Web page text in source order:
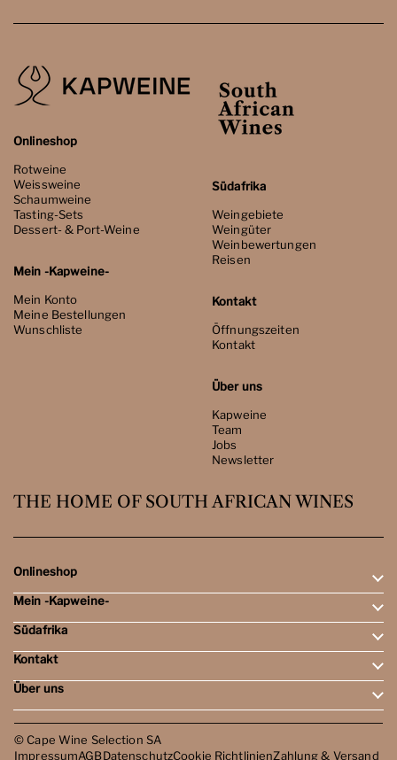
Onlineshop
Rotweine
Weissweine
Schaumweine
Tasting-Sets
Dessert- & Port-Weine
Mein -Kapweine-
Mein Konto
Meine Bestellungen
Wunschliste
Südafrika
Weingebiete
Weingüter
Weinbewertungen
Reisen
Kontakt
Öffnungszeiten
Kontakt
Über uns
Kapweine
Team
Jobs
Newsletter
THE HOME OF SOUTH AFRICAN WINES
Onlineshop
Rotweine
Weissweine
Schaumweine
Tasting-Sets
Dessert- & Port-Weine
Mein -Kapweine-
Mein Konto
Meine Bestellungen
Wunschliste
Südafrika
Weingebiete
Weingüter
Weinbewertungen
Reisen
Kontakt
Öffnungszeiten
Kontakt
Über uns
Kapweine
Team
Jobs
© Cape Wine Selection SA
ImpressumAGBDatenschutzCookie RichtlinienZahlung & Versand